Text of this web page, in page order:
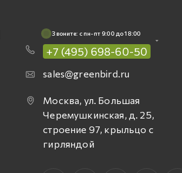
Звоните: c пн-пт 9:00 до 18:00
+7 (495) 698-60-50
sales@greenbird.ru
Москва, ул. Большая
Черемушкинская, д. 25,
строение 97, крыльцо с
гирляндой